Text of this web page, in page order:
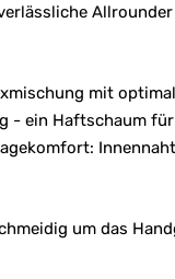
mit
- ein Haftschaum
um das